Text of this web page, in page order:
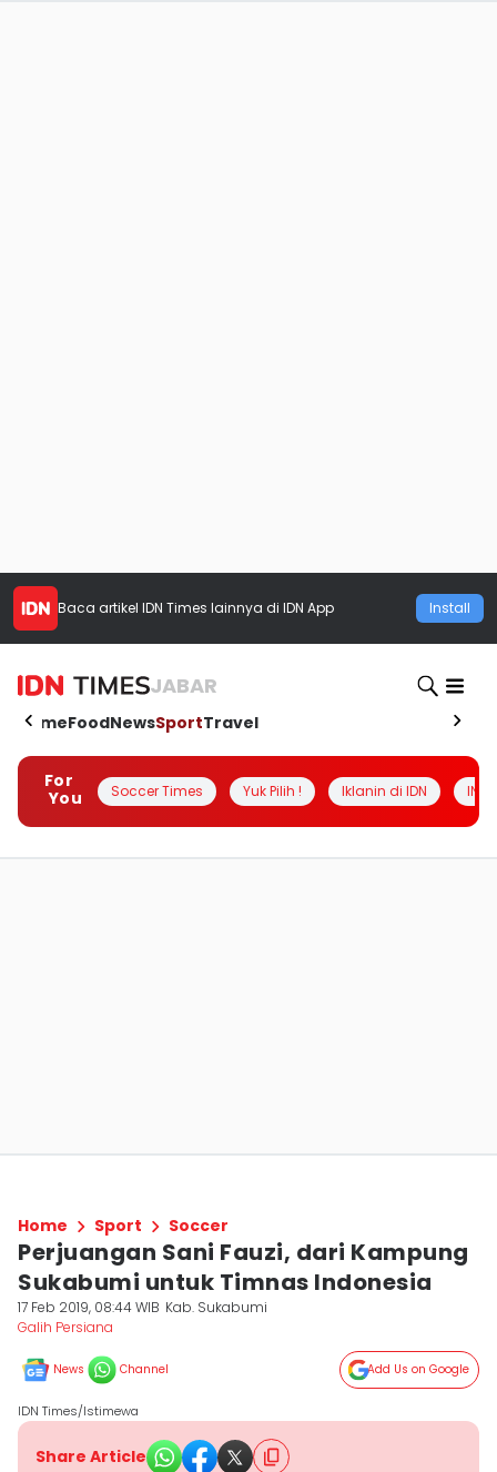
Baca artikel IDN Times lainnya di IDN App Install
JABAR
HomeFoodNewsSportTravel
For
You
Soccer Times Yuk Pilih ! Iklanin di IDN
Home Sport Soccer
Perjuangan Sani Fauzi, dari Kampung
Sukabumi untuk Timnas Indonesia
17 Feb 2019, 08:44 WIB Kab. Sukabumi
Galih Persiana
News Channel Add Us on Google
IDN Times/Istimewa
Share Article